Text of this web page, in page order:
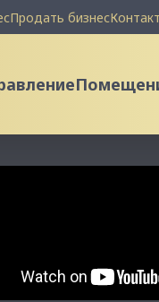
Продать бизнес